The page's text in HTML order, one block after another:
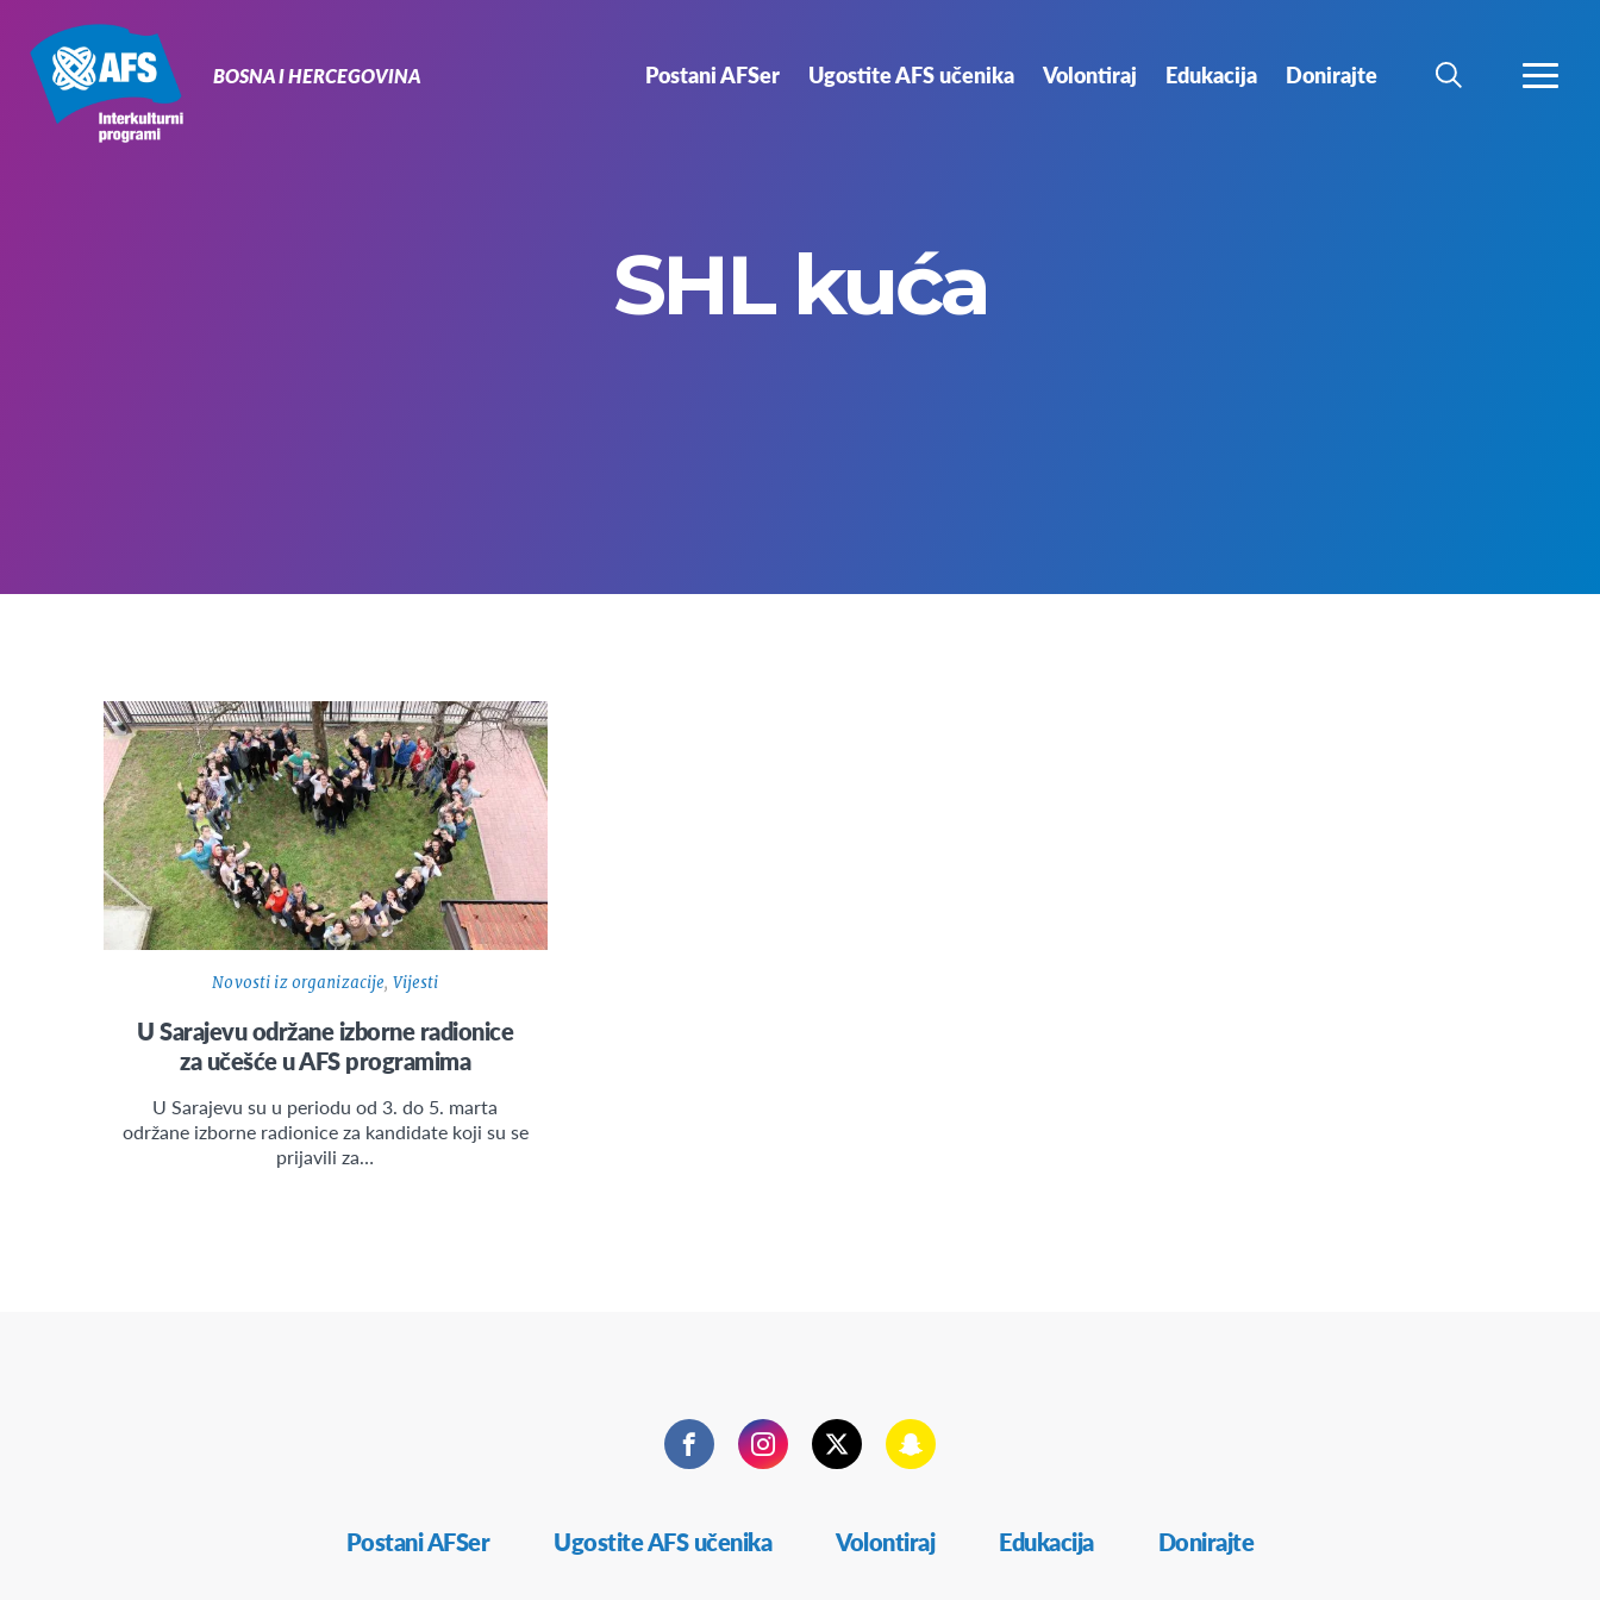
BOSNA I HERCEGOVINA Postani AFSer Ugostite AFS učenika Volontiraj Edukacija Donirajte
PRETRAŽIPROŠIRI
SHL kuća
Novosti iz organizacije, Vijesti
U Sarajevu održane izborne radionice
za učešće u AFS programima
U Sarajevu su u periodu od 3. do 5. marta
održane izborne radionice za kandidate koji su se
prijavili za…
FacebookInstagramTwitterSnapchat
Postani AFSer Ugostite AFS učenika Volontiraj Edukacija Donirajte